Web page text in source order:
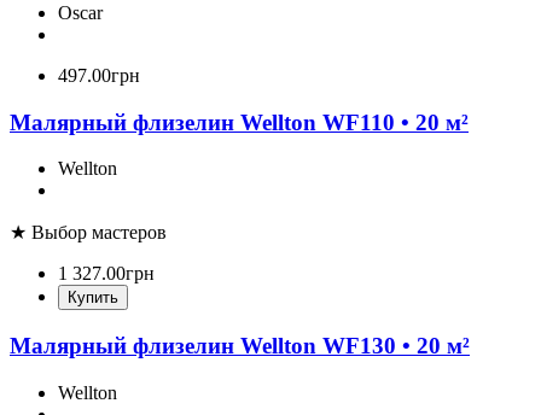
Oscar
497.00грн
Малярный флизелин Wellton WF110 • 20 м²
Wellton
★ Выбор мастеров
1 327.00грн
Купить
Малярный флизелин Wellton WF130 • 20 м²
Wellton